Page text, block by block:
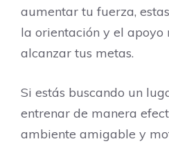
aumentar tu fuerza,
la orientación y el apoyo
alcanzar tus metas.
Si estás buscando un
entrenar de manera
ambiente amigable y